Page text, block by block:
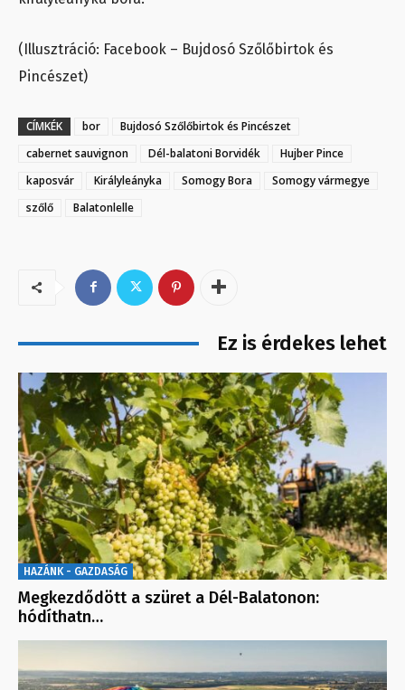
(Illusztráció: Facebook – Bujdosó Szőlőbirtok és
Pincészet)
CÍMKÉK bor
Bujdosó Szőlőbirtok és Pincészet
cabernet sauvignon
Dél-balatoni Borvidék
Hujber Pince
kaposvár
Királyleányka Somogy Bora
Somogy vármegye
szőlő
Balatonlelle
Ez is érdekes lehet
HAZÁNK - GAZDASÁG
Megkezdődött a szüret a Dél-Balatonon:
hódíthatn…